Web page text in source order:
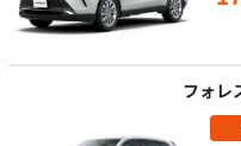
フォレ